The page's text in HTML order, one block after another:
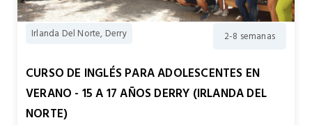
Irlanda Del Norte, Derry 2-8 semanas
CURSO DE INGLÉS PARA ADOLESCENTES EN
VERANO - 15 A 17 AÑOS DERRY (IRLANDA DEL
NORTE)